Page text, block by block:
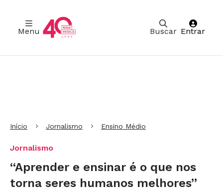
Buscar
Menu Entrar
Início Jornalismo Ensino Médio
Jornalismo
“Aprender e ensinar é o que nos
torna seres humanos melhores”